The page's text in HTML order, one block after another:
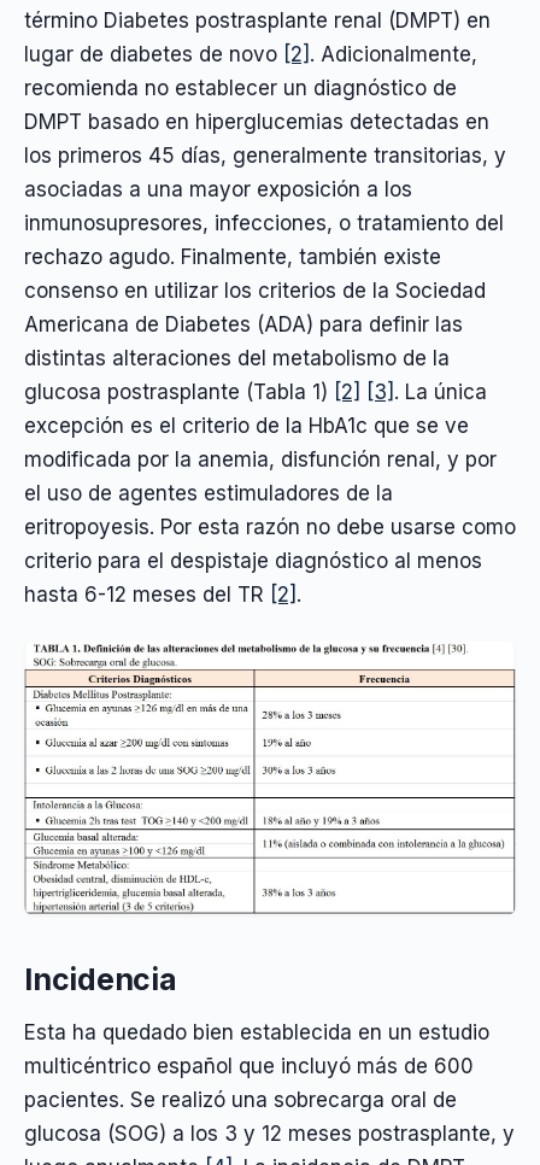
término Diabetes postrasplante renal (DMPT) en
lugar de diabetes de novo [2] . Adicionalmente,
recomienda no establecer un diagnóstico de
DMPT basado en hiperglucemias detectadas en
los primeros 45 días, generalmente transitorias, y
asociadas a una mayor exposición a los
inmunosupresores, infecciones, o tratamiento del
rechazo agudo. Finalmente, también existe
consenso en utilizar los criterios de la Sociedad
Americana de Diabetes (ADA) para definir las
distintas alteraciones del metabolismo de la
glucosa postrasplante (Tabla 1) [2] [3] . La única
excepción es el criterio de la HbA1c que se ve
modificada por la anemia, disfunción renal, y por
el uso de agentes estimuladores de la
eritropoyesis. Por esta razón no debe usarse como
criterio para el despistaje diagnóstico al menos
hasta 6-12 meses del TR [2] .
Incidencia
Esta ha quedado bien establecida en un estudio
multicéntrico español que incluyó más de 600
pacientes. Se realizó una sobrecarga oral de
glucosa (SOG) a los 3 y 12 meses postrasplante, y